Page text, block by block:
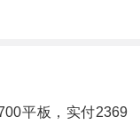
平板，实付2369